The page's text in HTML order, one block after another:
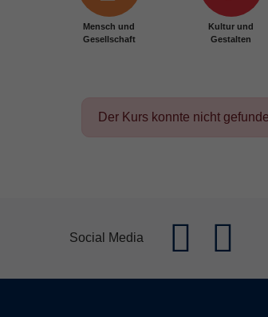
Mensch und
Gesellschaft
Kultur und
Gestalten
Der Kurs konnte nicht
Social Media